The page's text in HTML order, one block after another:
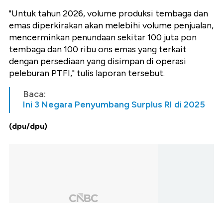
"Untuk tahun 2026, volume produksi tembaga dan
emas diperkirakan akan melebihi volume penjualan,
mencerminkan penundaan sekitar 100 juta pon
tembaga dan 100 ribu ons emas yang terkait
dengan persediaan yang disimpan di operasi
peleburan PTFI," tulis laporan tersebut.
Baca:
Ini 3 Negara Penyumbang Surplus RI di 2025
(dpu/dpu)